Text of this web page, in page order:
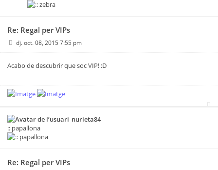
Re: Regal per VIPs
dj. oct. 08, 2015 7:55 pm
Acabo de descubrir que soc VIP! :D
nurieta84
:: papallona
Re: Regal per VIPs